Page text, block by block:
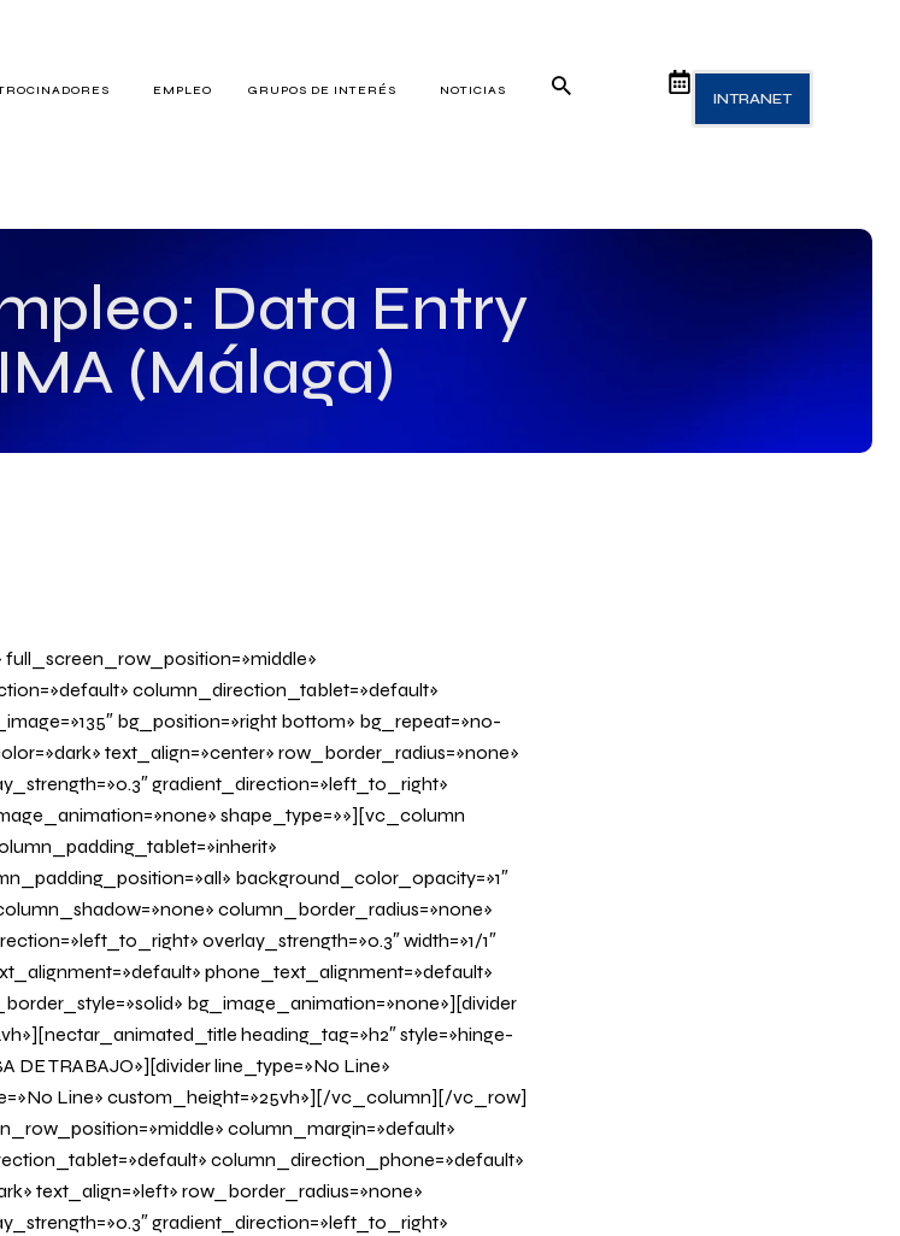
EMPLEO GRUPOS DE INTERÉS NOTICIAS INTRANET
Data Entry
(Málaga)
column_direction_tablet=»default»
bg_position=»right bottom» bg_repeat=»no-
text_align=»center» row_border_radius=»none»
gradient_direction=»left_to_right»
shape_type=»»][vc_column
background_color_opacity=»1″
column_border_radius=»none»
overlay_strength=»0.3″ width=»1/1″
phone_text_alignment=»default»
bg_image_animation=»none»][divider
heading_tag=»h2″ style=»hinge-
DE TRABAJO»][divider line_type=»No Line»
Line» custom_height=»25vh»][/vc_column][/vc_row]
column_margin=»default»
column_direction_phone=»default»
text_align=»left» row_border_radius=»none»
gradient_direction=»left_to_right»